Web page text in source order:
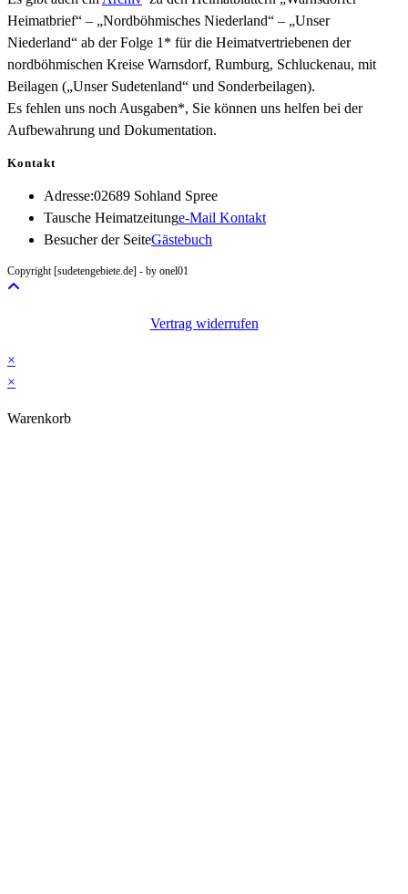
Heimatbrief“ – „Nordböhmisches Niederland“ – „Unser
Niederland“ ab der Folge 1* für die Heimatvertriebenen der
nordböhmischen Kreise Warnsdorf, Rumburg, Schluckenau, mit
Beilagen („Unser Sudetenland“ und Sonderbeilagen).
Es fehlen uns noch Ausgaben*, Sie können uns helfen bei der
Aufbewahrung und Dokumentation.
Kontakt
Adresse:02689 Sohland Spree
Tausche Heimatzeitunge-Mail KontaktOpens
Besucher der SeiteGästebuch
Copyright [sudetengebiete.de] - by onel01
Vertrag widerrufen
×
×
Warenkorb